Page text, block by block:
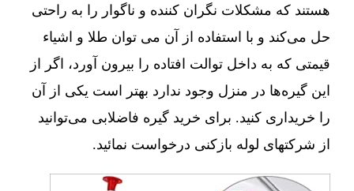
هستند که مشکلات نگران کننده و ناگوار را به راحتی
حل می‌کند و با استفاده از آن می توان طلا و اشیاء
قیمتی که به داخل توالت افتاده را بیرون آورد، اگر از
این گیره‌ها در منزل وجود ندارد بهتر است یکی از آن
را خریداری کنید. برای خرید گیره فاضلابی می‌توانید
از شرکتهای لوله بازکنی درخواست نمائید.